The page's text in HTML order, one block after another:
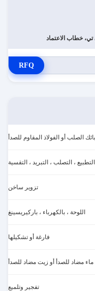
خطاب الاعتماد
RFQ
الصلب أو الفولاذ المقاوم للصدأ
التطبيع ، التصلب ، التبريد ، التقسية
تزوير ساخن
اللوحة ، بالكهرباء ، باركيريسينغ
فارغة أو تشكيلها
ماء مضاد للصدأ أو زيت مضاد للصدأ
تفجير وتلميع